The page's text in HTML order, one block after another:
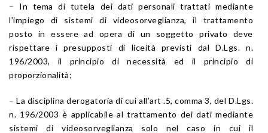
– In tema di tutela dei dati personali trattati mediante
l’impiego di sistemi di videosorveglianza, il trattamento
posto in essere ad opera di un soggetto privato deve
rispettare i presupposti di liceità previsti dal D.Lgs. n.
196/2003, il principio di necessità ed il principio di
proporzionalità;
– La disciplina derogatoria di cui all’art .5, comma 3, del D.Lgs.
n. 196/2003 è applicabile al trattamento dei dati mediante
sistemi di videosorveglianza solo nel caso in cui il